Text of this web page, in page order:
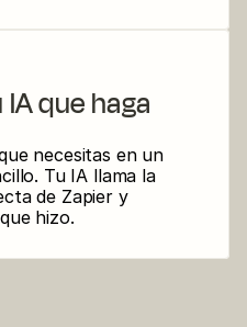
IA que haga
necesitas en un
Tu IA llama la
de Zapier y
hizo.